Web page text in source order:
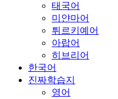
태국어
미얀마어
튀르키예어
아랍어
히브리어
한국어
진짜학습지
영어